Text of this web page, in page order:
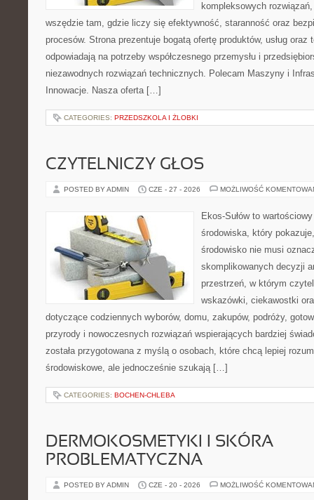
kompleksowych
wszędzie tam, gdzie liczy się efektywność, staranność oraz
procesów. Strona prezentuje bogatą ofertę produktów, usług oraz
odpowiadają na potrzeby współczesnego przemysłu i
niezawodnych rozwiązań technicznych. Polecam Maszyny i
Innowacje. Nasza oferta […]
CATEGORIES: PRZEDSZKOLA I ŻLOBKI
CZYTELNICZY GŁOS
POSTED BY ADMIN CZE - 27 - 2026 MOŻLIWOŚĆ
Ekos-Sułów to
środowiska, który
środowisko nie musi
skomplikowanych decyzji
przestrzeń, w którym
wskazówki, ciekawostki
dotyczące codziennych wyborów, domu, zakupów, podróży,
przyrody i nowoczesnych rozwiązań wspierających bardziej
została przygotowana z myślą o osobach, które chcą lepiej
środowiskowe, ale jednocześnie szukają […]
CATEGORIES: BOCHEN-CHLEBA
DERMOKOSMETYKI I SKÓRA
PROBLEMATYCZNA
POSTED BY ADMIN CZE - 20 - 2026 MOŻLIWOŚĆ